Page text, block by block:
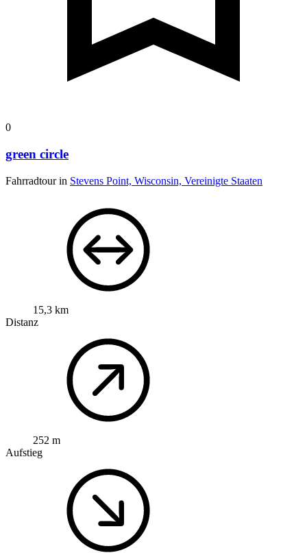
0
green circle
Fahrradtour in Stevens Point, Wisconsin, Vereinigte Staaten
15,3 km
Distanz
252 m
Aufstieg